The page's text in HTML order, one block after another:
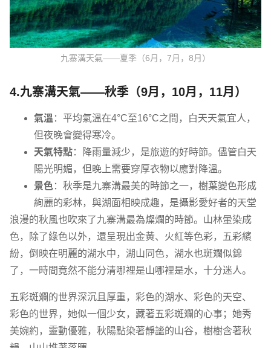
九寨溝天氣——夏季（6月，7月，8月）
4.九寨溝天氣——秋季（9月，10月，11月）
氣溫 ：平均氣溫在4°C至16°C之間，白天天氣宜人，
但夜晚會變得寒冷。
天氣特點：降雨量減少，是旅遊的好時節。儘管白天
陽光明媚，但晚上需要穿厚衣物以應對降溫。
景色：秋季是九寨溝最美的時節之一，樹葉變色形成
絢麗的彩林，與湖面相映成趣，是攝影愛好者的天堂
浪漫的秋風也吹來了九寨溝最為燦爛的時節。山林暈染成
色，除了綠色以外，還呈現出金黃、火紅等色彩，五彩繽
紛，倒映在明麗的湖水中，湖山同色，湖水也斑斕似錦
了，一時間竟然不能分清哪裡是山哪裡是水，十分迷人。
五彩斑斕的世界深沉且厚重，彩色的湖水、彩色的天空、
彩色的世界，她似一個少女，藏著五彩斑斕的心事；她秀
美婉約，靈動優雅，秋陽點染著靜謐的山谷，樹樹含著秋